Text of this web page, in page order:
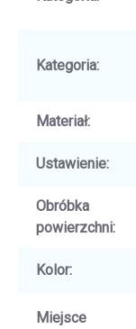
Kategoria:
Materiał:
Ustawienie:
Obróbka
powierzchni:
Kolor:
Miejsce